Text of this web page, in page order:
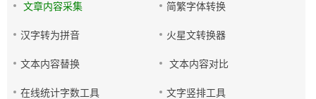
文章内容采集 简繁字体转换
汉字转为拼音 火星文转换器
文本内容替换 文本内容对比
在线统计字数工具 文字竖排工具